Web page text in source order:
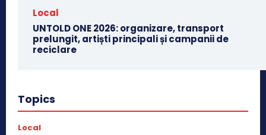
Local
UNTOLD ONE 2026: organizare, transport
prelungit, artiști principali și campanii de
reciclare
Topics
Local